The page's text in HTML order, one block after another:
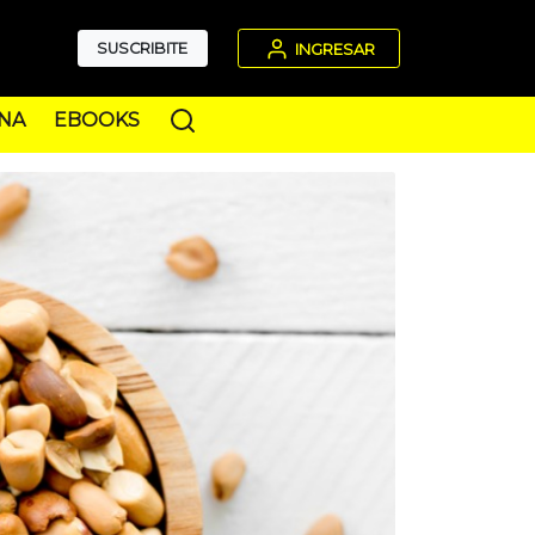
SUSCRIBITE INGRESAR
EBOOKS